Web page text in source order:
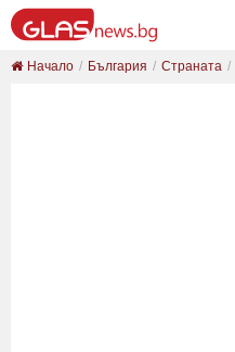
Начало България Страната